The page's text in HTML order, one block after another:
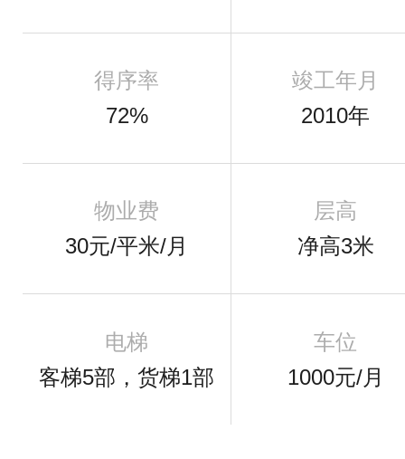
得序率
72%
竣工年月
2010年
物业费
30元/平米/月
层高
净高3米
电梯
客梯5部，货梯1部
车位
1000元/月